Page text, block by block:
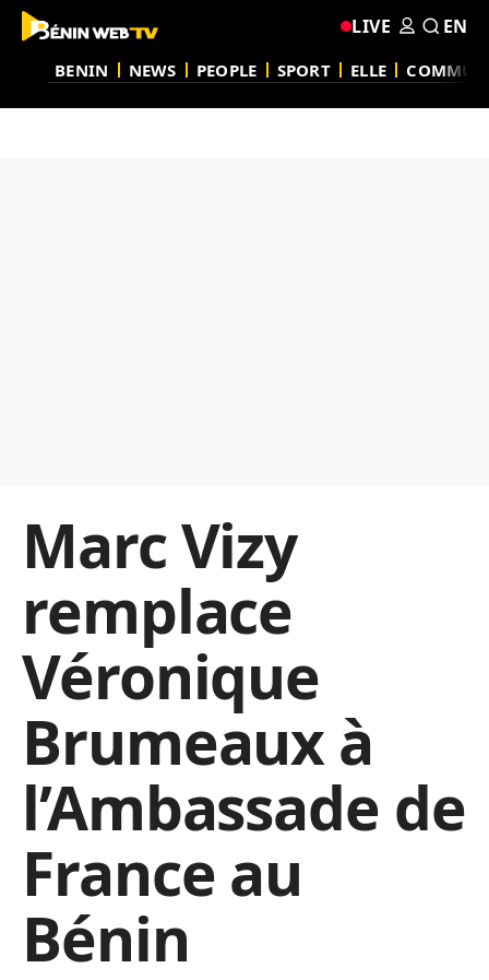
BENIN NEWS PEOPLE SPORT ELLE
LIVE EN
Marc Vizy
remplace
Véronique
Brumeaux à
l’Ambassade de
France au
Bénin